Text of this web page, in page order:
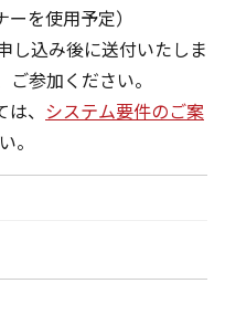
を使用予定）
し込み後に送付いたしま
参加ください。
、 システム要件のご案
。